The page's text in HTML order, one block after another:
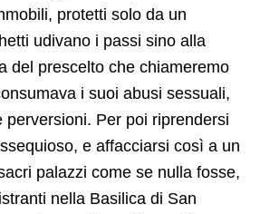
protetti solo da un
udivano i passi sino alla
del prescelto che chiameremo
i suoi abusi sessuali,
perversioni. Per poi riprendersi
e affacciarsi così a un
palazzi come se nulla fosse,
nella Basilica di San